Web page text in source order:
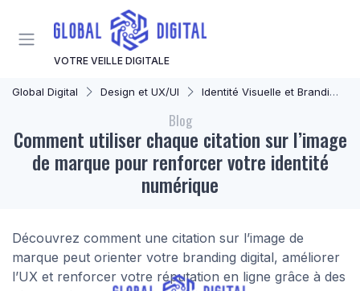
VOTRE VEILLE DIGITALE
Global Digital Design et UX/UI Identité Visuelle et Branding
Blog
Comment utiliser chaque citation sur l’image
de marque pour renforcer votre identité
numérique
Découvrez comment une citation sur l’image de
marque peut orienter votre branding digital, améliorer
l’UX et renforcer votre réputation en ligne grâce à des
Panneau de gestion des cookies